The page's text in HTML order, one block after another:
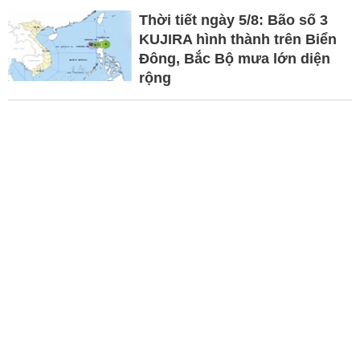
Thời tiết ngày 5/8: Bão số 3
KUJIRA hình thành trên Biển
Đông, Bắc Bộ mưa lớn diện
rộng